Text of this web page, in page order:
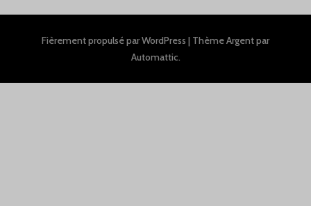
Fièrement propulsé par WordPress | Thème Argent par
Automattic.